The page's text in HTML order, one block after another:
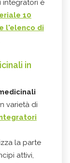
è
10
l'elenco di
in
varietà di
la parte
attivi,